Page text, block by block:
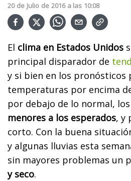
20 de Julio de 2016 a las 10:08
El clima en Estados Unidos
principal disparador de
y si bien en los pronósticos
temperaturas por encima
por debajo de lo normal,
menores a los esperados, y
corto. Con la buena
y algunas lluvias esta
sin mayores problemas un
y seco.